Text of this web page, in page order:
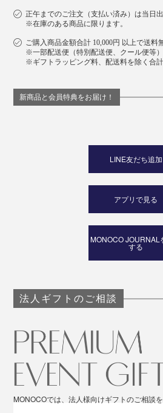
正午までのご注文（支払い済み）は当日
※在庫のある商品に限ります。
ご購入商品金額合計 10,000円 以上で送料
※一部配送便（特別配送便、クール便等）
※ギフトラッピング料、配送料を除く合
新商品と会員特典をお届け！
LINE友だち追加
アプリで見る
MONOCO JOURNAL
する
法人ギフトのご相談
MONOCOでは、法人様向けギフトのご相談を